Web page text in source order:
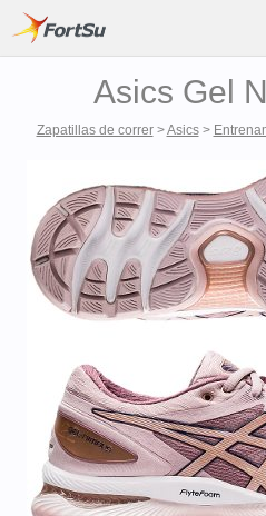
Asics Gel
Zapatillas de correr>Asics>